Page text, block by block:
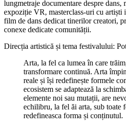
lungmetraje documentare despre
expoziție VR, masterclass-uri cu artiști
film de dans dedicat tinerilor creatori,
conexe dedicate comunității.
Direcția artistică și tema festivalului:
Arta, la fel ca lumea în care
transformare continuă. Arta
reale și își redefinește formele
ecosistem se adaptează la
elemente noi sau mutații, are
echilibru, la fel ăi arta, sub toate
redefineasca forma și conținutul.